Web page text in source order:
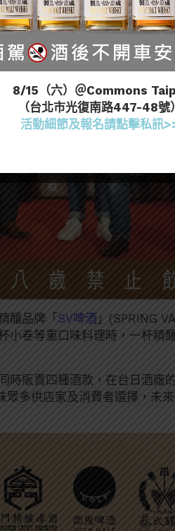
釀品牌「 SV啤酒 」(SPRING
小卷等重口味料理時，一杯精
販賣四種酒款，在台日酒廠
多供店家及消費者選擇，未
8/15（六）＠Commons
（台北市光復南路447-48號）
活動細節及報名請點擊私訊